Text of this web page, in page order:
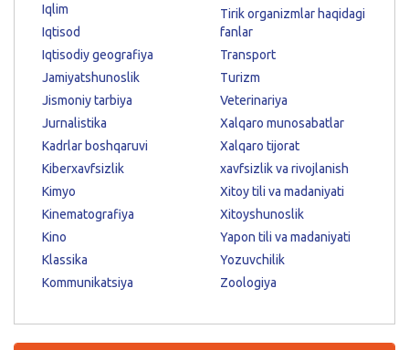
Iqlim
Iqtisod
Iqtisodiy geografiya
Jamiyatshunoslik
Jismoniy tarbiya
Jurnalistika
Kadrlar boshqaruvi
Kiberxavfsizlik
Kimyo
Kinematografiya
Kino
Klassika
Kommunikatsiya
Tirik organizmlar haqidagi
fanlar
Transport
Turizm
Veterinariya
Xalqaro munosabatlar
Xalqaro tijorat
xavfsizlik va rivojlanish
Xitoy tili va madaniyati
Xitoyshunoslik
Yapon tili va madaniyati
Yozuvchilik
Zoologiya